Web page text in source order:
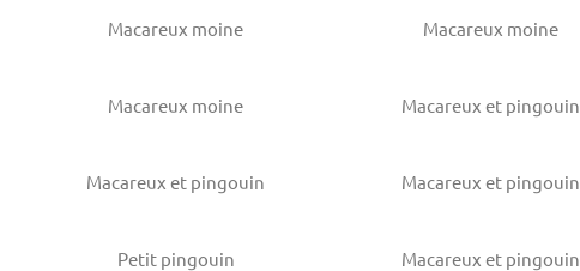
Macareux moine Macareux moine
Macareux moine Macareux et pingouin
Macareux et pingouin Macareux et pingouin
Petit pingouin Macareux et pingouin